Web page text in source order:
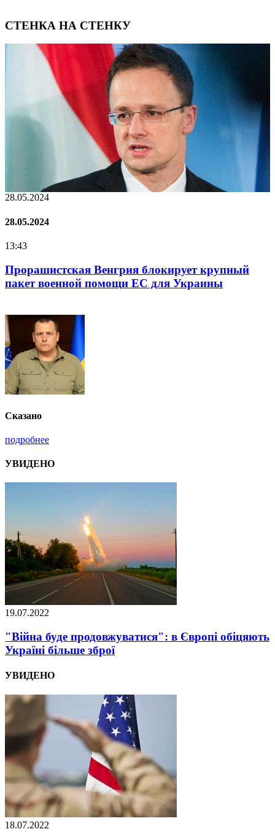
СТЕНКА НА СТЕНКУ
28.05.2024
28.05.2024
13:43
Прорашистская Венгрия блокирует крупный
пакет военной помощи ЕС для Украины
Сказано
подробнее
УВИДЕНО
19.07.2022
"Війна буде продовжуватися": в Європі обіцяють
Україні більше зброї
УВИДЕНО
18.07.2022